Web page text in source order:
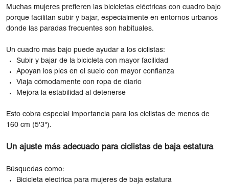
Muchas mujeres prefieren las bicicletas eléctricas con cuadro bajo
porque facilitan subir y bajar, especialmente en entornos urbanos
donde las paradas frecuentes son habituales.
Un cuadro más bajo puede ayudar a los ciclistas:
Subir y bajar de la bicicleta con mayor facilidad
Apoyan los pies en el suelo con mayor confianza
Viaja cómodamente con ropa de diario
Mejora la estabilidad al detenerse
Esto cobra especial importancia para los ciclistas de menos de
160 cm (5'3").
Un ajuste más adecuado para ciclistas de baja estatura
Búsquedas como:
Bicicleta eléctrica para mujeres de baja estatura